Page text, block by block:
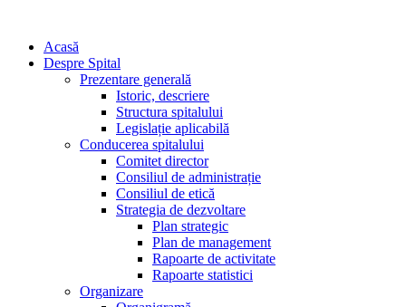
Acasă
Despre Spital
Prezentare generală
Istoric, descriere
Structura spitalului
Legislație aplicabilă
Conducerea spitalului
Comitet director
Consiliul de administrație
Consiliul de etică
Strategia de dezvoltare
Plan strategic
Plan de management
Rapoarte de activitate
Rapoarte statistici
Organizare